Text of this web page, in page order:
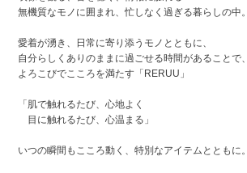
無機質なモノに囲まれ、忙しなく過ぎる暮らしの中。
愛着が湧き、日常に寄り添うモノとともに、
自分らしくありのままに過ごせる時間があることで、
よろこびでこころを満たす「RERUU」
「肌で触れるたび、心地よく
目に触れるたび、心温まる」
いつの瞬間もこころ動く、特別なアイテムとともに。